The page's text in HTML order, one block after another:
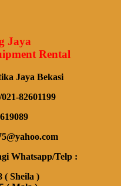
Jaya
Rental
Jaya Bekasi
82601199
Whatsapp/Telp :
( Sheila )